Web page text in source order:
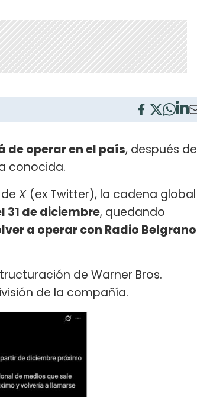
de operar en el país, después de
conocida.
X (ex Twitter), la cadena global
de diciembre, quedando
a operar con Radio Belgrano
de Warner Bros.
de la compañía.